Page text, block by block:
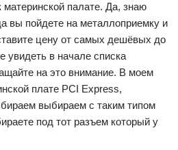
палате. Да, знаю
вы пойдете на металлоприемку и
цену от самых дешёвых до
увидеть в начале списка
на это внимание. В моем
плате PCI Express,
выбираем с таким типом
под тот разъем который у